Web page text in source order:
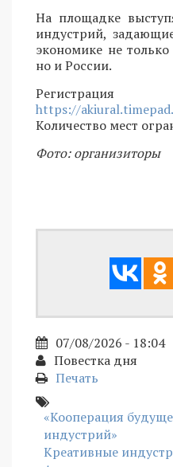
На площадке
индустрий,
экономике не
но и России.
https://
Количество мест
Фото: организиторы
07/08/2026 - 18:04
Повестка дня
Печать
«Кооперация
индустрий»
Креативные